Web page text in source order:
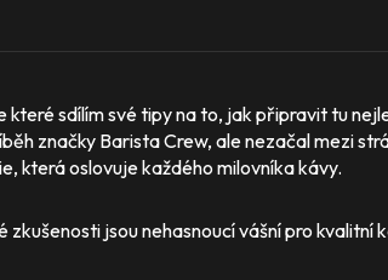
které sdílím své tipy na to, jak připravit tu
značky Barista Crew, ale nezačal mezi
která oslovuje každého milovníka kávy.
jsou nehasnoucí vášní pro kvalitní